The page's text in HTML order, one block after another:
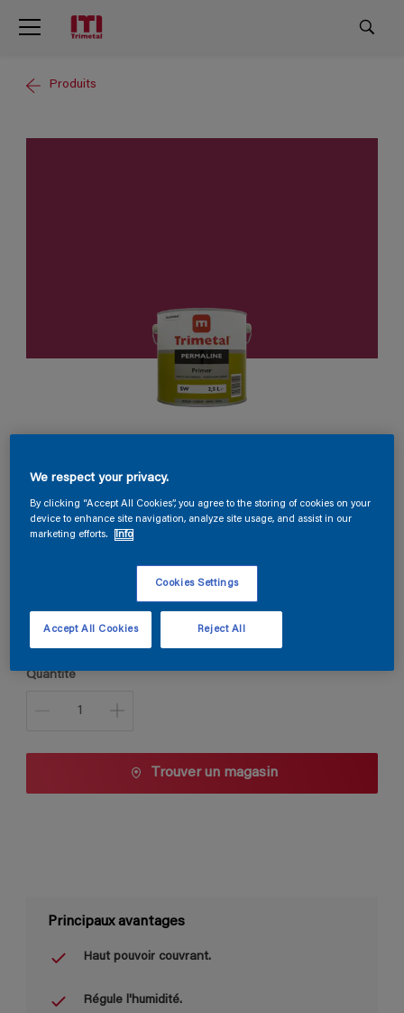
Produits
Permaline Primer
A0.41.28
1 L
Quantité
Trouver un magasin
Principaux avantages
Haut pouvoir couvrant.
Régule l'humidité.
We respect your privacy.
By clicking “Accept All Cookies”, you agree to the storing of cookies on your
device to enhance site navigation, analyze site usage, and assist in our
marketing efforts.
Info
Cookies Settings
Reject All
Accept All Cookies